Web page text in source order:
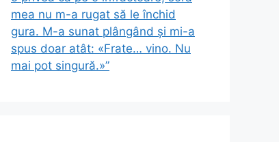
mea nu m-a rugat să le închid
gura. M-a sunat plângând și mi-a
spus doar atât: «Frate… vino. Nu
mai pot singură.»”